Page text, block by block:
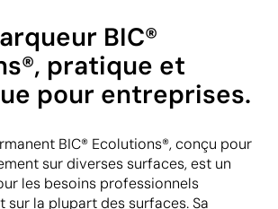
BIC®
pratique et
pour entreprises.
BIC® Ecolutions®, conçu pour
sur diverses surfaces, est un
les besoins professionnels
sur la plupart des surfaces. Sa